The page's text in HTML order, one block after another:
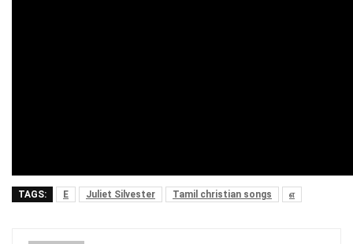
TAGS: E Juliet Silvester Tamil christian songs எ